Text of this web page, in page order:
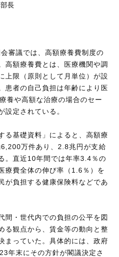
長
審議では、高額療養費制度の
高額療養費とは、医療機関や調
上限（原則として月単位）が設
患者の自己負担は年齢により医
養や高額な治療の場合のセー
設定されている。
る基礎資料」によると、高額療
万件あり、2.8兆円が支給
。直近10年間では年率3.4％の
療費全体の伸び率（1.6％）を
が負担する健康保険料などであ
間・世代内での負担の公平を図
る観点から、賃金等の動向と整
まっていた。具体的には、政府
年末にその方針が閣議決定さ